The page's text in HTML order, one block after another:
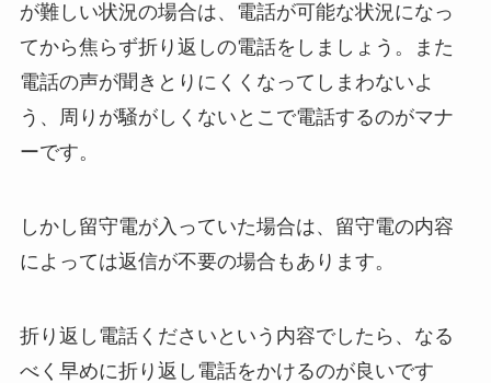
が難しい状況の場合は、電話が可能な状況になっ
てから焦らず折り返しの電話をしましょう。また
電話の声が聞きとりにくくなってしまわないよ
う、周りが騒がしくないとこで電話するのがマナ
ーです。
しかし留守電が入っていた場合は、留守電の内容
によっては返信が不要の場合もあります。
折り返し電話くださいという内容でしたら、なる
べく早めに折り返し電話をかけるのが良いです